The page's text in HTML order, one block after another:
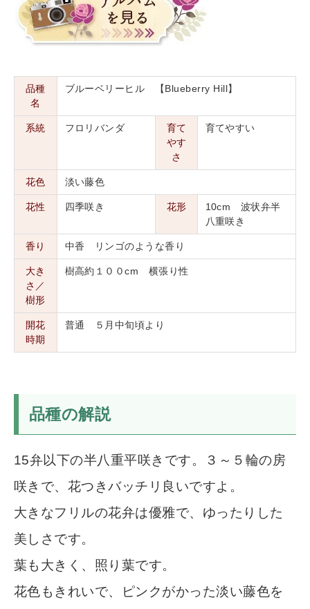
品種
名
ブルーベリーヒル 【Blueberry Hill】
系統 フロリバンダ
育て
やす
さ
育てやすい
花色 淡い藤色
花性 四季咲き 花形
10cm 波状弁半
八重咲き
香り 中香 リンゴのような香り
大き
さ／
樹形
樹高約１００cm 横張り性
開花
時期
普通 ５月中旬頃より
品種の解説
15弁以下の半八重平咲きです。３～５輪の房
咲きで、花つきバッチリ良いですよ。
大きなフリルの花弁は優雅で、ゆったりした
美しさです。
葉も大きく、照り葉です。
花色もきれいで、ピンクがかった淡い藤色を